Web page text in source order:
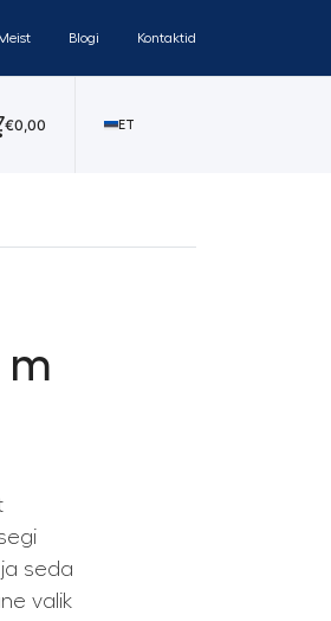
Blogi Kontaktid
€0,00 ET
m
seda
valik